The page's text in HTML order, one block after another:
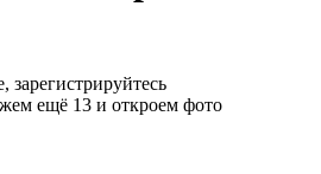
зарегистрируйтесь
ещё 13 и откроем фото